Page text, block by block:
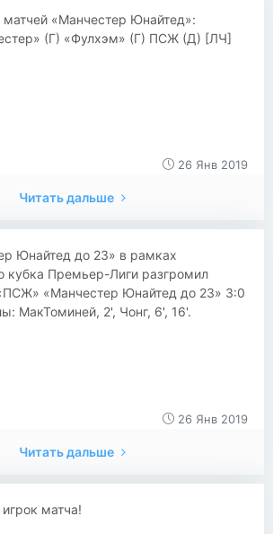
«Манчестер Юнайтед»:
(Г) «Фулхэм» (Г) ПСЖ (Д) [ЛЧ]
26 Янв 2019
Читать дальше
Юнайтед до 23» в рамках
кубка Премьер-Лиги разгромил
«Манчестер Юнайтед до 23» 3:0
МакТоминей, 2', Чонг, 6', 16'.
26 Янв 2019
Читать дальше
матча!